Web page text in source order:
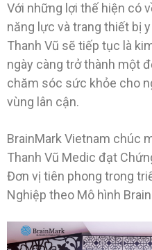
Với những lợi thế hiện có
năng lực và trang thiết bị
Thanh Vũ sẽ tiếp tục là
ngày càng trở thành một
chăm sóc sức khỏe cho
vùng lân cận.
BrainMark Vietnam chúc
Thanh Vũ Medic đạt
Đơn vị tiên phong trong
Nghiệp theo Mô hình